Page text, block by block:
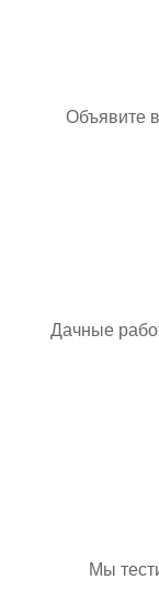
Объявите
Дачные
Мы